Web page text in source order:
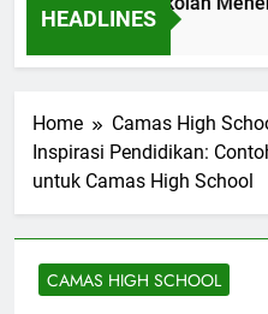
HEADLINES
Ago
Home Camas High
Inspirasi Pendidikan:
untuk Camas High School
CAMAS HIGH SCHOOL